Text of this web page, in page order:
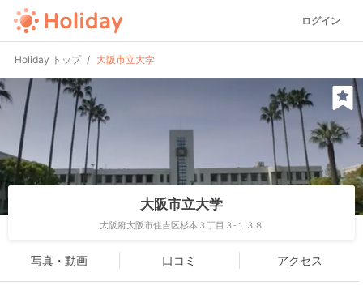
ログイン
Holiday トップ 大阪市立大学
大阪市立大学
大阪府大阪市住吉区杉本３丁目３-１３８
写真・動画 口コミ アクセス